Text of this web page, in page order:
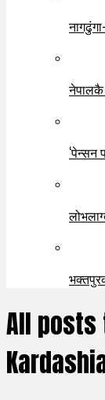
नेपालकै
‘पेन्सन
All posts